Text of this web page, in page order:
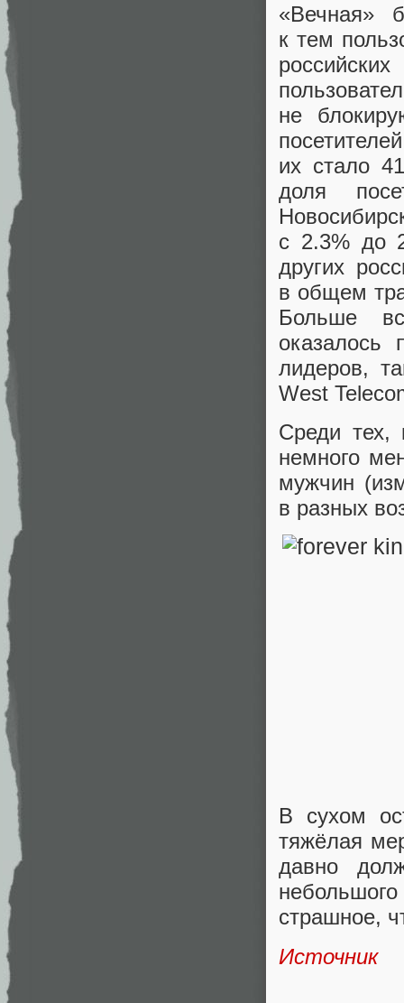
«Вечная»
к тем
не
их стало
доля
с 2.3% до
других
в общем
Больше
оказалось
лидеров,
West
Среди тех,
немного
мужчин (
в разных
В сухом
тяжёлая
давно
страшное,
Источник